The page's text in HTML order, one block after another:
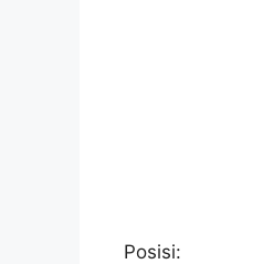
Posisi: